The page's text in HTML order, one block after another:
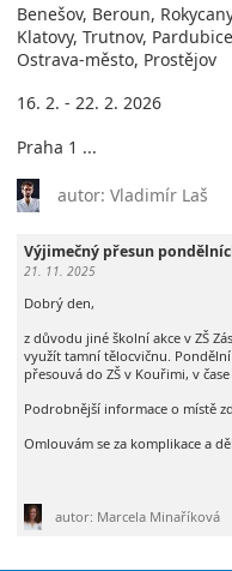
Benešov, Beroun,
Klatovy, Trutnov,
Ostrava-město, Prostějov
16. 2. - 22. 2. 2026
Praha 1 ...
autor: Vladimír Laš
Výjimečný přesun
21. 11. 2025
Dobrý den,
z důvodu jiné školní akce v ZŠ
využít tamní tělocvičnu.
přesouvá do ZŠ v Kouřimi, v čase
Podrobnější informace o místě
Omlouvám se za komplikace a
autor: Marcela Minaříková